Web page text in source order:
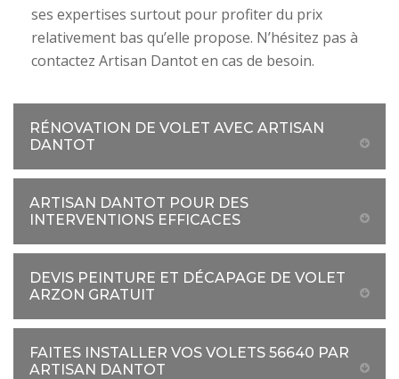
ses expertises surtout pour profiter du prix
relativement bas qu’elle propose. N’hésitez pas à
contactez Artisan Dantot en cas de besoin.
RÉNOVATION DE VOLET AVEC ARTISAN
DANTOT
ARTISAN DANTOT POUR DES
INTERVENTIONS EFFICACES
DEVIS PEINTURE ET DÉCAPAGE DE VOLET
ARZON GRATUIT
FAITES INSTALLER VOS VOLETS 56640 PAR
ARTISAN DANTOT